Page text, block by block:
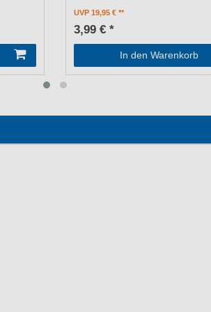
UVP 19,95 €
3,99 € *
In den Warenkorb